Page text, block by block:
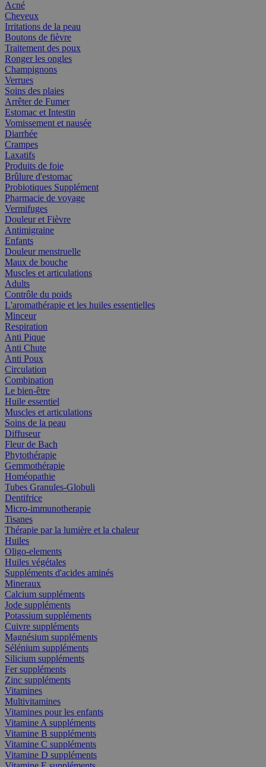
Acné
Cheveux
Irritations de la peau
Boutons de fièvre
Traitement des poux
Ronger les ongles
Champignons
Verrues
Soins des plaies
Arrêter de Fumer
Estomac et Intestin
Vomissement et nausée
Diarrhée
Crampes
Laxatifs
Produits de foie
Brûlure d'estomac
Probiotiques Supplément
Pharmacie de voyage
Vermifuges
Douleur et Fièvre
Antimigraine
Enfants
Douleur menstruelle
Maux de bouche
Muscles et articulations
Adults
Contrôle du poids
L'aromathérapie et les huiles essentielles
Minceur
Respiration
Anti Pique
Anti Chute
Anti Poux
Circulation
Combination
Le bien-être
Huile essentiel
Muscles et articulations
Soins de la peau
Diffuseur
Fleur de Bach
Phytothérapie
Gemmothérapie
Homéopathie
Tubes Granules-Globuli
Dentifrice
Micro-immunotherapie
Tisanes
Thérapie par la lumière et la chaleur
Huiles
Oligo-elements
Huiles végétales
Suppléments d'acides aminés
Mineraux
Calcium suppléments
Jode suppléments
Potassium suppléments
Cuivre suppléments
Magnésium suppléments
Sélénium suppléments
Silicium suppléments
Fer suppléments
Zinc suppléments
Vitamines
Multivitamines
Vitamines pour les enfants
Vitamine A suppléments
Vitamine B suppléments
Vitamine C suppléments
Vitamine D suppléments